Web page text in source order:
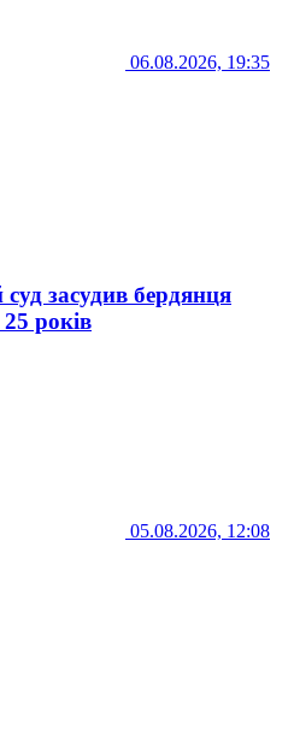
06.08.2026, 19:35
засудив бердянця
років
05.08.2026, 12:08